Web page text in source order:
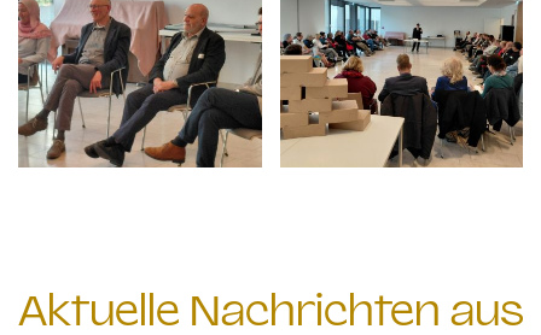
Aktuelle Nachrichten aus